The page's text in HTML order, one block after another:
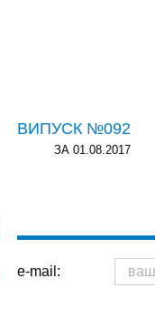
ВИПУСК №092
ЗА 01.08.2017
e-mail: